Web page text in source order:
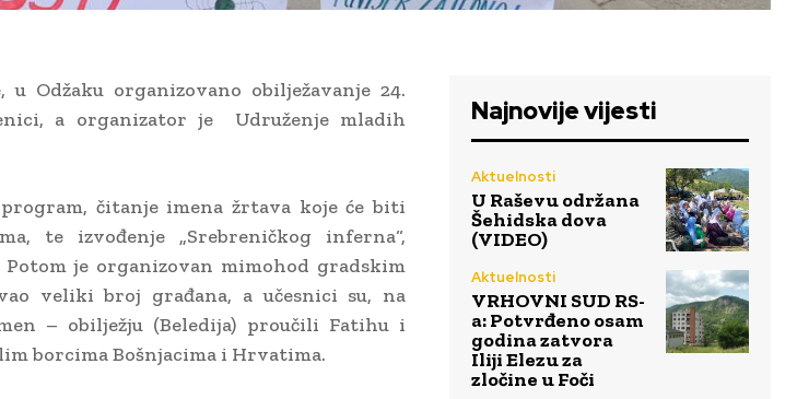
u Odžaku organizovano obilježavanje 24.
a organizator je Udruženje mladih
čitanje imena žrtava koje će biti
te izvođenje „Srebreničkog inferna“,
je organizovan mimohod gradskim
veliki broj građana, a učesnici su, na
– obilježju (Beledija) proučili Fatihu i
borcima Bošnjacima i Hrvatima.
Najnovije vijesti
Aktuelnosti
U Raševu održana
Šehidska dova
(VIDEO)
Aktuelnosti
VRHOVNI SUD RS-
a: Potvrđeno osam
godina zatvora
Iliji Elezu za
zločine u Foči